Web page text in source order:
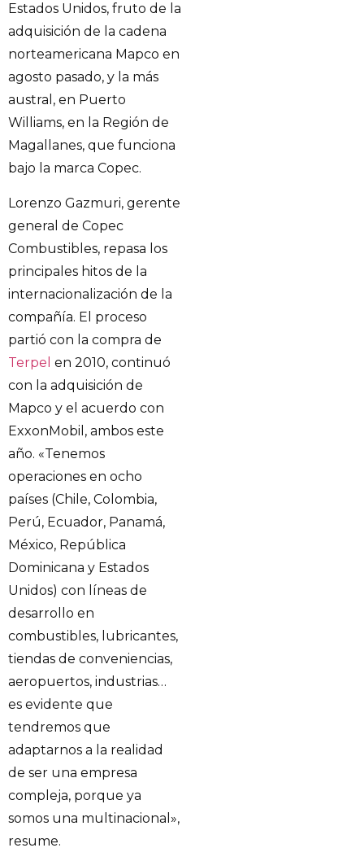
Estados Unidos, fruto de la
adquisición de la cadena
norteamericana Mapco en
agosto pasado, y la más
austral, en Puerto
Williams, en la Región de
Magallanes, que funciona
bajo la marca Copec.
Lorenzo Gazmuri, gerente
general de Copec
Combustibles, repasa los
principales hitos de la
internacionalización de la
compañía. El proceso
partió con la compra de
Terpel en 2010, continuó
con la adquisición de
Mapco y el acuerdo con
ExxonMobil, ambos este
año. «Tenemos
operaciones en ocho
países (Chile, Colombia,
Perú, Ecuador, Panamá,
México, República
Dominicana y Estados
Unidos) con líneas de
desarrollo en
combustibles, lubricantes,
tiendas de conveniencias,
aeropuertos, industrias…
es evidente que
tendremos que
adaptarnos a la realidad
de ser una empresa
compleja, porque ya
somos una multinacional»,
resume.